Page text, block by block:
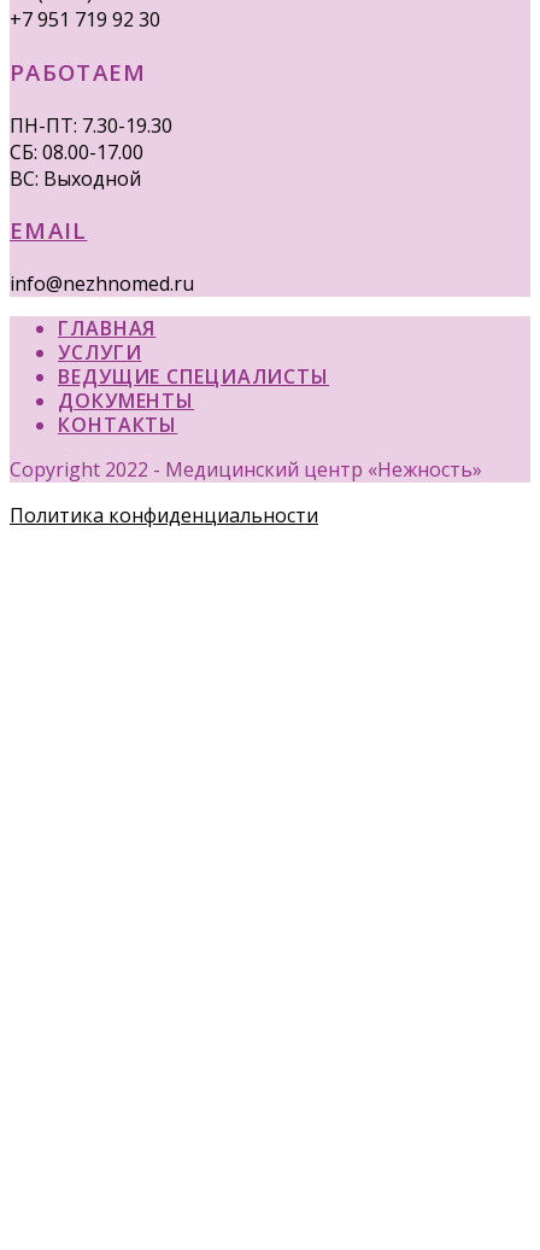
+7 951 719 92 30
РАБОТАЕМ
ПН-ПТ: 7.30-19.30
СБ: 08.00-17.00
ВС: Выходной
EMAIL
info@nezhnomed.ru
ГЛАВНАЯ
УСЛУГИ
ВЕДУЩИЕ СПЕЦИАЛИСТЫ
ДОКУМЕНТЫ
КОНТАКТЫ
Copyright 2022 - Медицинский центр «Нежность»
Политика конфиденциальности